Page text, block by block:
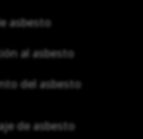
asbesto
al asbesto
del asbesto
de asbesto